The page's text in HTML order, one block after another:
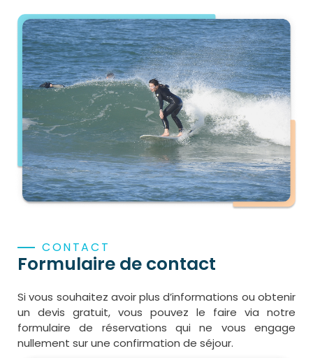
CONTACT
Formulaire de contact
Si vous souhaitez avoir plus d’informations ou obtenir
un devis gratuit, vous pouvez le faire via notre
formulaire de réservations qui ne vous engage
nullement sur une confirmation de séjour.